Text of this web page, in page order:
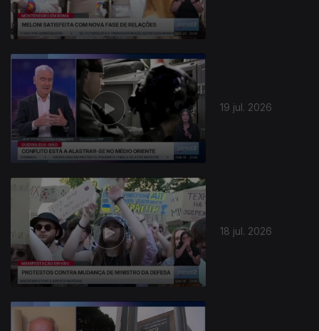
19 jul. 2026
18 jul. 2026